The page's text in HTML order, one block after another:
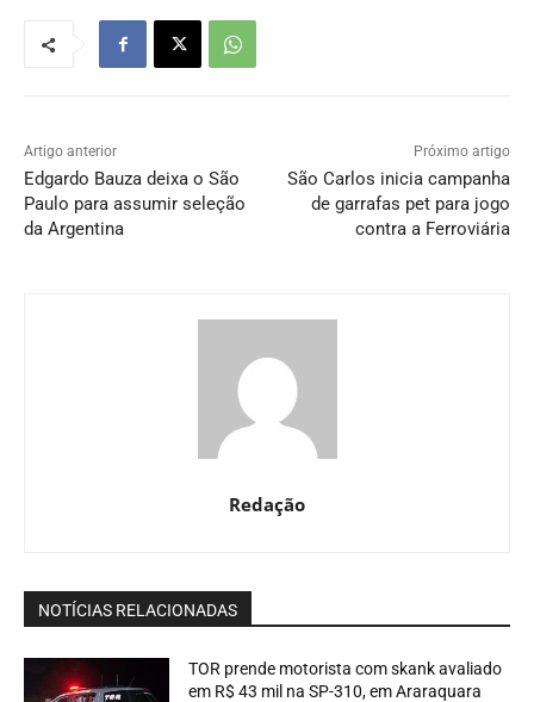
Artigo anterior
Edgardo Bauza deixa o São
Paulo para assumir seleção
da Argentina
Próximo artigo
São Carlos inicia campanha
de garrafas pet para jogo
contra a Ferroviária
Redação
NOTÍCIAS RELACIONADAS
TOR prende motorista com skank avaliado
em R$ 43 mil na SP-310, em Araraquara